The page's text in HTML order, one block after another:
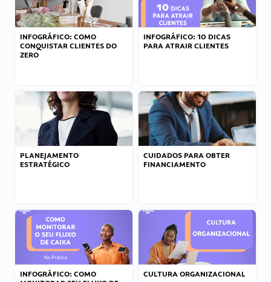
INFOGRÁFICO: COMO
CONQUISTAR CLIENTES DO
ZERO
INFOGRÁFICO: 10 DICAS
PARA ATRAIR CLIENTES
PLANEJAMENTO
ESTRATÉGICO
CUIDADOS PARA OBTER
FINANCIAMENTO
INFOGRÁFICO: COMO
CULTURA ORGANIZACIONAL